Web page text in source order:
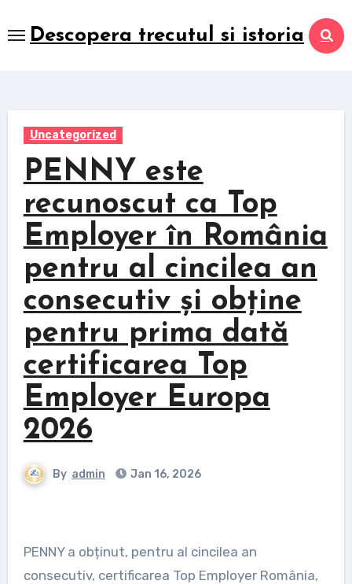
to
Descopera trecutul si istoria
Uncategorized
PENNY este
recunoscut ca Top
Employer în România
pentru al cincilea an
consecutiv și obține
pentru prima dată
certificarea Top
Employer Europa
2026
By admin Jan 16, 2026
PENNY a obținut, pentru al cincilea an
consecutiv, certificarea Top Employer România,